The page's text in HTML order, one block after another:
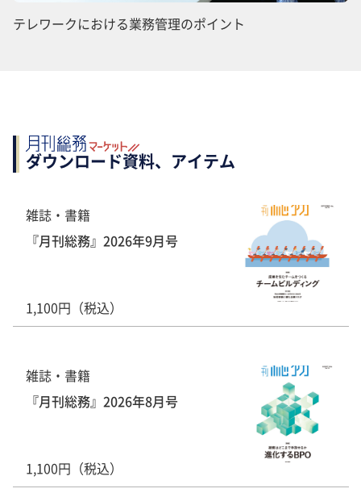
テレワークにおける業務管理のポイント
ダウンロード資料、アイテム
雑誌・書籍
『月刊総務』2026年9月号
1,100円（税込）
雑誌・書籍
『月刊総務』2026年8月号
1,100円（税込）